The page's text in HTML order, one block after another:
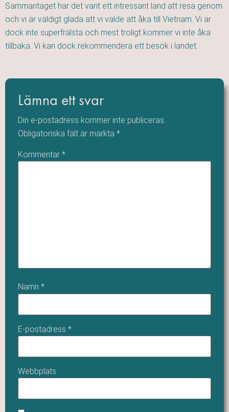
Sammantaget har det varit ett intressant land att resa genom
och vi är väldigt glada att vi valde att åka till Vietnam. Vi är
dock inte superfrälsta och mest troligt kommer vi inte åka
tillbaka. Vi kan dock rekommendera ett besök i landet.
Lämna ett svar
Din e-postadress kommer inte publiceras.
Obligatoriska fält är märkta *
Kommentar *
Namn *
E-postadress *
Webbplats